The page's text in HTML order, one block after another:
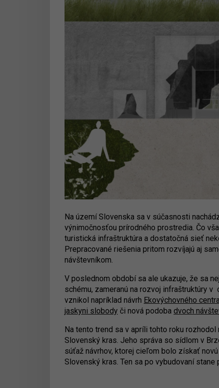
Na území Slovenska sa v súčasnosti
výnimočnosťou prírodného prostredia. Čo
turistická infraštruktúra a dostatočná sieť
Prepracované riešenia pritom rozvíjajú aj
návštevníkom.
V poslednom období sa ale ukazuje, že sa
schému, zameranú na rozvoj infraštruktúry
vznikol napríklad návrh Ekovýchovného
jaskyni slobody či nová podoba dvoch
Na tento trend sa v apríli tohto roku
Slovenský kras. Jeho správa so sídlom v
súťaž návrhov, ktorej cieľom bolo získať
Slovenský kras. Ten sa po vybudovaní